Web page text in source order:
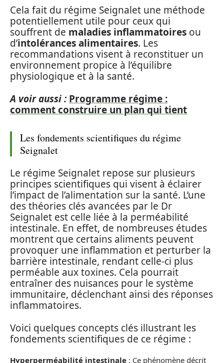
Cela fait du régime Seignalet une méthode
potentiellement utile pour ceux qui
souffrent de maladies inflammatoires ou
d’intolérances alimentaires. Les
recommandations visent à reconstituer un
environnement propice à l’équilibre
physiologique et à la santé.
A voir aussi : Programme régime :
comment construire un plan qui tient
Les fondements scientifiques du régime
Seignalet
Le régime Seignalet repose sur plusieurs
principes scientifiques qui visent à éclairer
l’impact de l’alimentation sur la santé. L’une
des théories clés avancées par le Dr
Seignalet est celle liée à la perméabilité
intestinale. En effet, de nombreuses études
montrent que certains aliments peuvent
provoquer une inflammation et perturber la
barrière intestinale, rendant celle-ci plus
perméable aux toxines. Cela pourrait
entraîner des nuisances pour le système
immunitaire, déclenchant ainsi des réponses
inflammatoires.
Voici quelques concepts clés illustrant les
fondements scientifiques de ce régime :
Hyperperméabilité intestinale : Ce phénomène décrit